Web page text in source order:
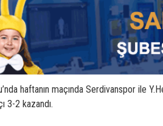
haftanın maçında Serdivanspor ile
3-2 kazandı.